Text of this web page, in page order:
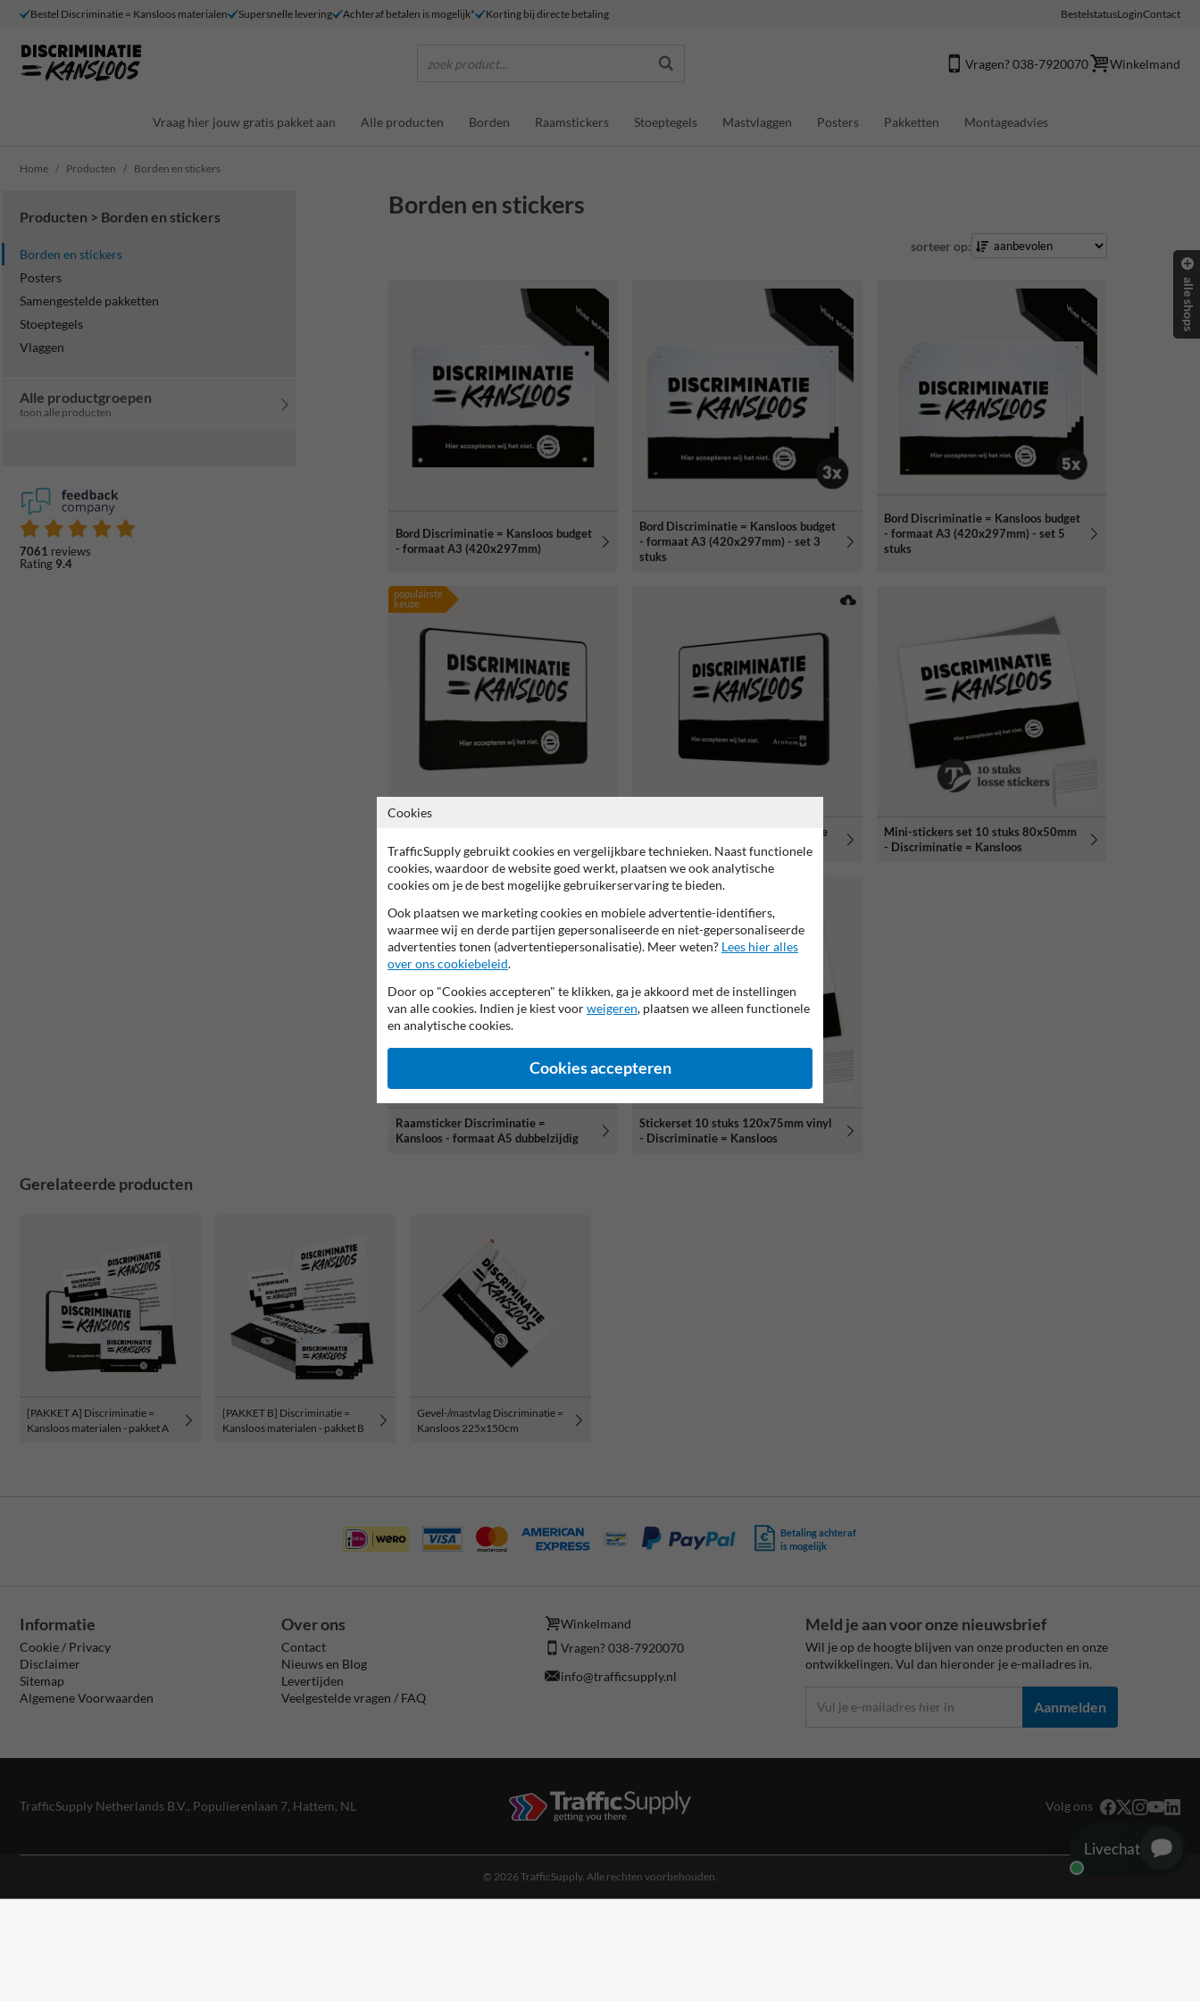
Bestel Discriminatie = Kansloos materialen Supersnelle levering Achteraf betalen is mogelijk* Korting bij directe betaling BestelstatusLoginContact
zoek product... Vragen? 038-7920070 Winkelmand
Vraag hier jouw gratis pakket aan Alle producten Borden Raamstickers Stoeptegels Mastvlaggen Posters Pakketten Montageadvies
Home Producten Borden en stickers
Producten > Borden en stickers
Borden en stickers
Posters
Samengestelde pakketten
Stoeptegels
Vlaggen
Alle productgroepen
toon alle producten
7061 reviews
Rating 9.4
Borden en stickers
sorteer op:
Bord Discriminatie = Kansloos budget
- formaat A3 (420x297mm)
Bord Discriminatie = Kansloos budget
- formaat A3 (420x297mm) - set 3
stuks
Bord Discriminatie = Kansloos budget
- formaat A3 (420x297mm) - set 5
stuks
populairste
keuze
Discriminatie = Kansloos
Informatiebord DOR - Discriminatie
= Kansloos - met logo
Mini-stickers set 10 stuks 80x50mm
- Discriminatie = Kansloos
Raamsticker Discriminatie =
Kansloos - formaat A5 dubbelzijdig
Stickerset 10 stuks 120x75mm vinyl
- Discriminatie = Kansloos
Gerelateerde producten
[PAKKET A] Discriminatie =
Kansloos materialen - pakket A
[PAKKET B] Discriminatie =
Kansloos materialen - pakket B
Gevel-/mastvlag Discriminatie =
Kansloos 225x150cm
Betaling achteraf
is mogelijk
Informatie
Cookie / Privacy
Disclaimer
Sitemap
Algemene Voorwaarden
Over ons
Contact
Nieuws en Blog
Levertijden
Veelgestelde vragen / FAQ
Winkelmand
Vragen? 038-7920070
info@trafficsupply.nl
Meld je aan voor onze nieuwsbrief
Wil je op de hoogte blijven van onze producten en onze
ontwikkelingen. Vul dan hieronder je e-mailadres in.
Aanmelden
TrafficSupply Netherlands B.V., Populierenlaan 7, Hattem, NL Volg ons
© 2026 TrafficSupply. Alle rechten voorbehouden.
alle shops
Cookies
TrafficSupply gebruikt cookies en vergelijkbare technieken. Naast functionele
cookies, waardoor de website goed werkt, plaatsen we ook analytische
cookies om je de best mogelijke gebruikerservaring te bieden.
Ook plaatsen we marketing cookies en mobiele advertentie-identifiers,
waarmee wij en derde partijen gepersonaliseerde en niet-gepersonaliseerde
advertenties tonen (advertentiepersonalisatie). Meer weten? Lees hier alles
over ons cookiebeleid.
Door op "Cookies accepteren" te klikken, ga je akkoord met de instellingen
van alle cookies. Indien je kiest voorweigeren, plaatsen we alleen functionele
en analytische cookies.
Cookies accepteren
Livechat